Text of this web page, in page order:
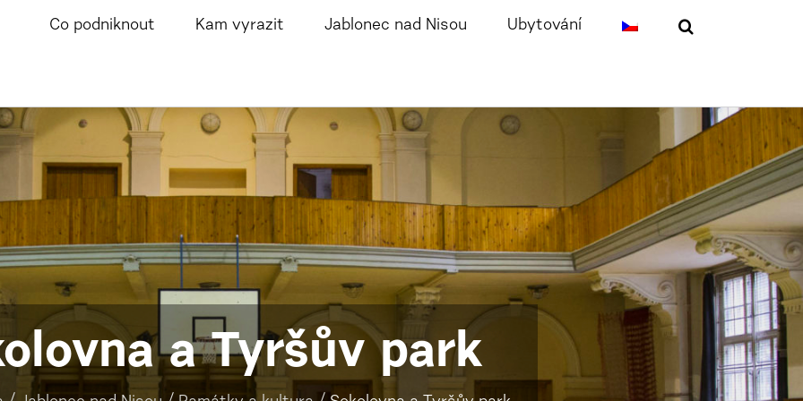
Co podniknout Kam vyrazit Jablonec nad Nisou Ubytování
a Tyršův park